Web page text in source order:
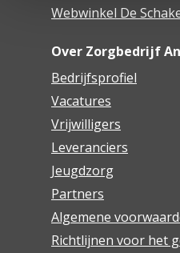
Webwinkel De
Over Zorgbedrijf
Bedrijfsprofiel
Vacatures
Vrijwilligers
Leveranciers
Jeugdzorg
Partners
Algemene
Richtlijnen voor het